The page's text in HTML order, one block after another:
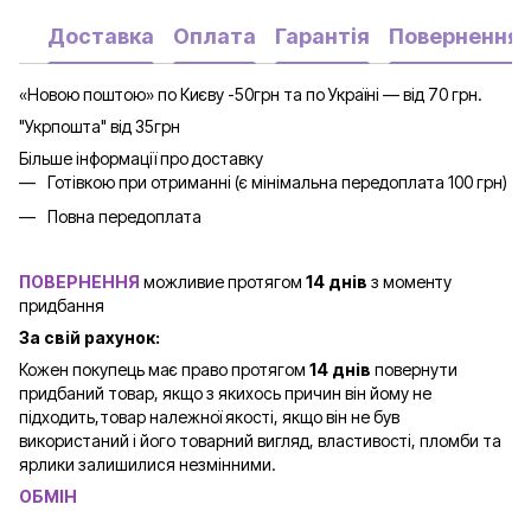
Доставка Оплата Гарантія Повернення
«Новою поштою» по Києву -50грн та по Україні — від 70 грн.
"Укрпошта" від 35грн
Більше інформації про доставку
Готівкою при отриманні (є мінімальна передоплата 100 грн)
Повна передоплата
ПОВЕРНЕННЯ можливие протягом 14 днів з моменту
придбання
За свій рахунок:
Кожен покупець має право протягом 14 днів повернути
придбаний товар, якщо з якихось причин він йому не
підходить,товар належної якості, якщо він не був
використаний і його товарний вигляд, властивості, пломби та
ярлики залишилися незмінними.
ОБМІН